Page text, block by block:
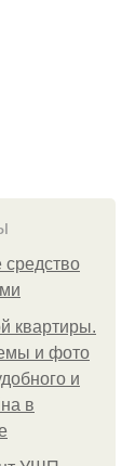
квартиры.
и фото
и
в